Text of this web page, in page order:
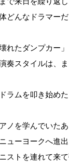
どんなドラマー
壊れたダンプカー
奏スタイルは、
ラムを叩き始め
ノを学んでいた
ューヨークへ進
ストを連れて来